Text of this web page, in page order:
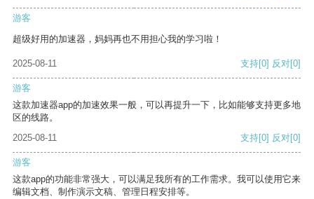
游客
超级好用的加速器，妈妈再也不用担心我的学习啦！
2025-08-11 支持[0] 反对[0]
游客
这款加速器app的加速效果一般，可以再提升一下，比如能够支持更多地
区的线路。
2025-08-11
支持[0] 反对[0]
游客
这款app的功能非常强大，可以满足我所有的工作需求。我可以使用它来
编辑文档、制作演示文稿、管理日程安排等。